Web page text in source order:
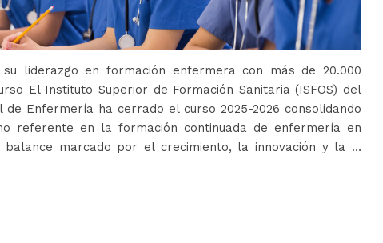
su liderazgo en formación enfermera con más de 20.000
El Instituto Superior de Formación Sanitaria (ISFOS) del
de Enfermería ha cerrado el curso 2025-2026 consolidando
referente en la formación continuada de enfermería en
balance marcado por el crecimiento, la innovación y la …